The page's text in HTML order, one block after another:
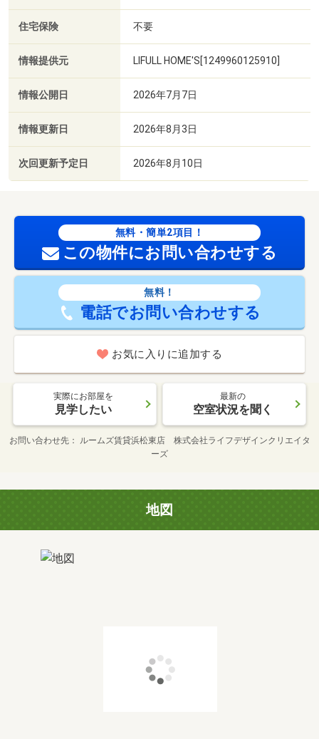
住宅保険 不要
情報提供元 LIFULL HOME'S[1249960125910]
情報公開日 2026年7月7日
情報更新日 2026年8月3日
次回更新予定日 2026年8月10日
無料・簡単2項目！
この物件にお問い合わせする
無料！
電話でお問い合わせする
お気に入りに追加する
実際にお部屋を
見学したい
最新の
空室状況を聞く
お問い合わせ先
ルームズ賃貸浜松東店 株式会社ライフデザインクリエイタ
ーズ
地図